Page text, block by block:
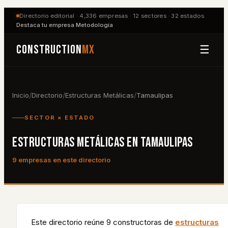
Directorio editorial · 4,336 empresas · 12 sectores · 32 estados
Destaca tu empresa·Metodología
ConstructionMX ☰
Inicio/Directorio/Estructuras Metálicas/Tamaulipas
SECTOR × ESTADO
ESTRUCTURAS METÁLICASEN TAMAULIPAS
9 empresas en este directorio
Este directorio reúne 9 constructoras de estructuras